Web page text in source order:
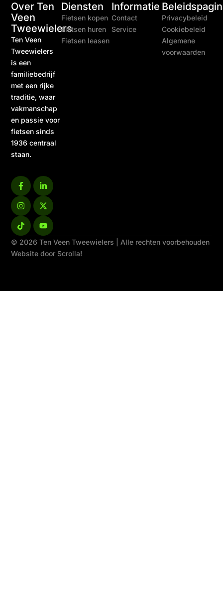
Over Ten
Veen
Tweewielers
Ten Veen
Tweewielers
is een
familiebedrijf
met een rijke
traditie, waar
vakmanschap
en passie voor
fietsen sinds
1936 centraal
staan.
Diensten
Fietsen kopen
Fietsen huren
Fietsen leasen
Informatie
Contact
Service
Privacybeleid
Cookiebeleid
Algemene
voorwaarden
© 2026 Ten Veen Tweewielers | Alle rechten voorbehouden
Website door Scrolla!